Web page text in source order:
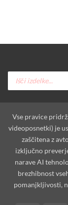
Products
search
Vse pravice
videoposnetki) je
zaščitena z
izključno
narave AI
brezhibnost
pomanjkljivosti,